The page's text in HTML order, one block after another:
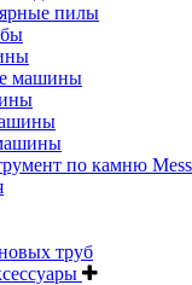
пилы
машины
по камню
труб